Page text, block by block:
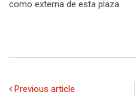
como externa de esta plaza.
Previous article